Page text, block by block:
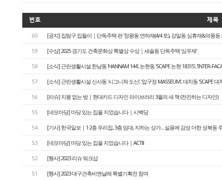
번호 제목
60 [공지] 집탐구 집들이｜단독주택 편 '정왕동 연하재(4/4 토), 강일동 심휴재&덕풍동
59 [수상] 2025 경기도 건축문화상 특별상 수상｜새솔동 단독주택 '심우재'
58 [소식] 근린생활시설 한남동 'HANNAM 144', 논현동 'SCAPE 논현 18315', 'INTER-
57 [소식] 근린생활시설 신사동 '시그니쳐 도산', '압구정 MASSEUM', 대치동 'SCAPE 대
56 [리슈] 지붕 없는 방｜현대카드 디자인 라이브러리 3월의 새 책 (전진하는 디자인)
55 [네모마당] 마당 있는 집을 지었습니다｜시백당
54 [기사] 한국일보｜1·2층 우리집, 3층 임대, 지하는 상가... 실용에 감성 더한 성북동
53 [네모마당] 마당 있는 집을 지었습니다｜ACTⅡ
52 [행사] 2023 리슈 워크샵
51 [행사] 2023 대구건축비엔날레 특별기획전 참여